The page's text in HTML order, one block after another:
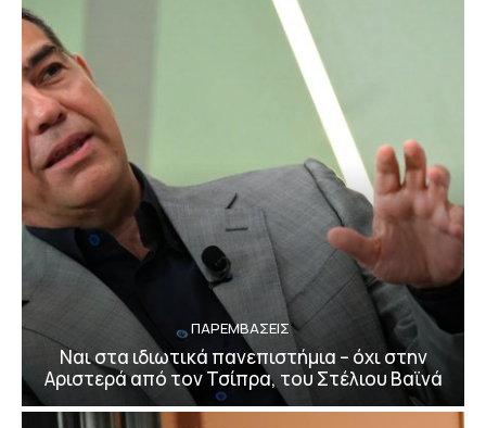
ΠΑΡΕΜΒΑΣΕΙΣ
Ναι στα ιδιωτικά πανεπιστήμια – όχι στην
Αριστερά από τον Τσίπρα, του Στέλιου Βαϊνά